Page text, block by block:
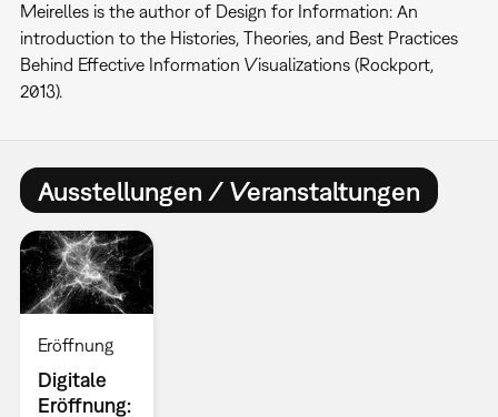
Meirelles is the author of Design for Information: An
introduction to the Histories, Theories, and Best Practices
Behind Effective Information Visualizations (Rockport,
2013).
Ausstellungen / Veranstaltungen
Eröffnung
Digitale
Eröffnung: